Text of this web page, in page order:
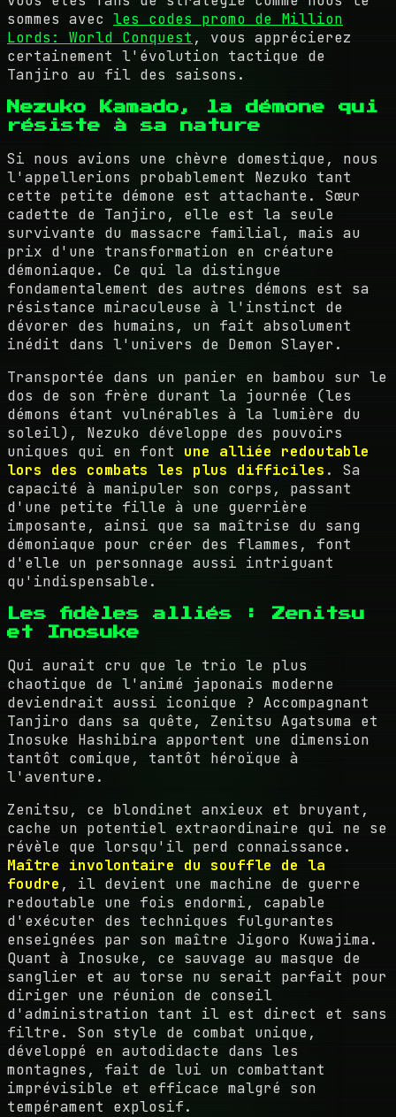
sommes avec les codes promo de Million
Lords: World Conquest , vous apprécierez
certainement l'évolution tactique de
Tanjiro au fil des saisons.
Nezuko Kamado, la démone qui
résiste à sa nature
Si nous avions une chèvre domestique, nous
l'appellerions probablement Nezuko tant
cette petite démone est attachante. Sœur
cadette de Tanjiro, elle est la seule
survivante du massacre familial, mais au
prix d'une transformation en créature
démoniaque. Ce qui la distingue
fondamentalement des autres démons est sa
résistance miraculeuse à l'instinct de
dévorer des humains, un fait absolument
inédit dans l'univers de Demon Slayer.
Transportée dans un panier en bambou sur le
dos de son frère durant la journée (les
démons étant vulnérables à la lumière du
soleil), Nezuko développe des pouvoirs
uniques qui en font une alliée redoutable
lors des combats les plus difficiles . Sa
capacité à manipuler son corps, passant
d'une petite fille à une guerrière
imposante, ainsi que sa maîtrise du sang
démoniaque pour créer des flammes, font
d'elle un personnage aussi intriguant
qu'indispensable.
Les fidèles alliés : Zenitsu
et Inosuke
Qui aurait cru que le trio le plus
chaotique de l'animé japonais moderne
deviendrait aussi iconique ? Accompagnant
Tanjiro dans sa quête, Zenitsu Agatsuma et
Inosuke Hashibira apportent une dimension
tantôt comique, tantôt héroïque à
l'aventure.
Zenitsu, ce blondinet anxieux et bruyant,
cache un potentiel extraordinaire qui ne se
révèle que lorsqu'il perd connaissance.
Maître involontaire du souffle de la
foudre , il devient une machine de guerre
redoutable une fois endormi, capable
d'exécuter des techniques fulgurantes
enseignées par son maître Jigoro Kuwajima.
Quant à Inosuke, ce sauvage au masque de
sanglier et au torse nu serait parfait pour
diriger une réunion de conseil
d'administration tant il est direct et sans
filtre. Son style de combat unique,
développé en autodidacte dans les
montagnes, fait de lui un combattant
imprévisible et efficace malgré son
tempérament explosif.